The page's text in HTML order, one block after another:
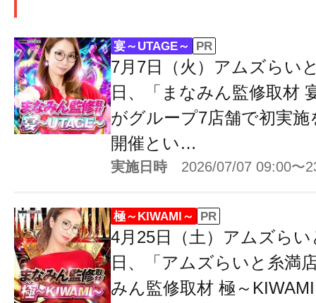
宴～UTAGE～ PR
7月7日（火）アムズらい
日、「まなみん監修取材
がグループ7店舗で初実
開催とい…
実施日時 2026/07/07 09:00〜
極～KIWAMI～ PR
4月25日（土）アムズらい
日、「アムズらいと糸満
みん監修取材 極～